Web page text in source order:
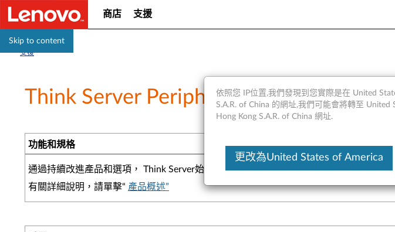
Skip to content
商店 支援
支援
Think Server Peripherals - 概述
功能和規格
通過持續改進產品和選項， Think Server始終滿足性能增強和功能支持的需求。使用新
有關詳細說明，請單擊“ 產品概述”
依照您 IP位置,我們發現到您實際是在 United
S.A.R. of China 的網址,我們可能會將轉至
Hong Kong S.A.R. of China 網址.
更改為United States of America